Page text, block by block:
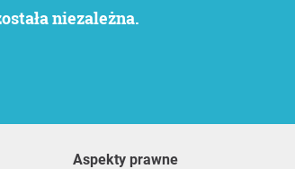
niezależna.
Aspekty prawne